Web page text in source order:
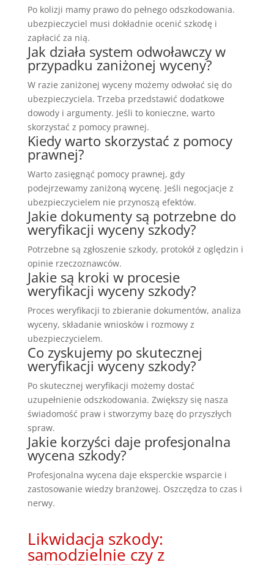
Po kolizji mamy prawo do pełnego odszkodowania.
ubezpieczyciel musi dokładnie ocenić szkodę i
zapłacić za nią.
Jak działa system odwoławczy w
przypadku zaniżonej wyceny?
W razie zaniżonej wyceny możemy odwołać się do
ubezpieczyciela. Trzeba przedstawić dodatkowe
dowody i argumenty. Jeśli to konieczne, warto
skorzystać z pomocy prawnej.
Kiedy warto skorzystać z pomocy
prawnej?
Warto zasięgnąć pomocy prawnej, gdy
podejrzewamy zaniżoną wycenę. Jeśli negocjacje z
ubezpieczycielem nie przynoszą efektów.
Jakie dokumenty są potrzebne do
weryfikacji wyceny szkody?
Potrzebne są zgłoszenie szkody, protokół z oględzin i
opinie rzeczoznawców.
Jakie są kroki w procesie
weryfikacji wyceny szkody?
Proces weryfikacji to zbieranie dokumentów, analiza
wyceny, składanie wniosków i rozmowy z
ubezpieczycielem.
Co zyskujemy po skutecznej
weryfikacji wyceny szkody?
Po skutecznej weryfikacji możemy dostać
uzupełnienie odszkodowania. Zwiększy się nasza
świadomość praw i stworzymy bazę do przyszłych
spraw.
Jakie korzyści daje profesjonalna
wycena szkody?
Profesjonalna wycena daje eksperckie wsparcie i
zastosowanie wiedzy branżowej. Oszczędza to czas i
nerwy.
Likwidacja szkody:
samodzielnie czy z